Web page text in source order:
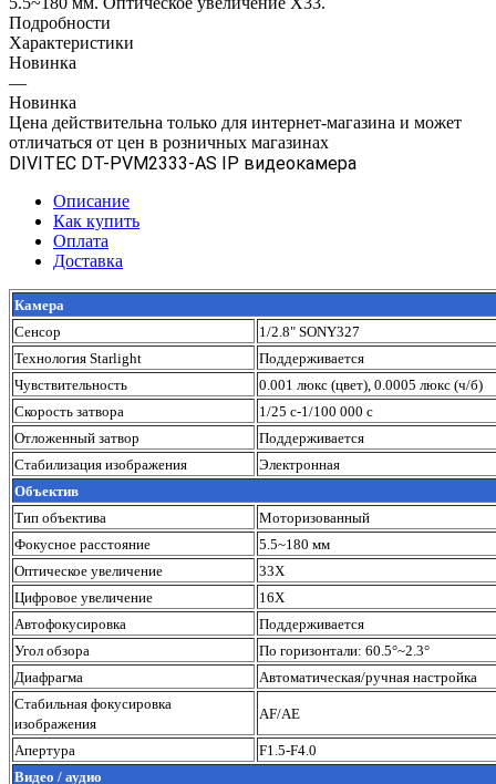
Подробности
Характеристики
Новинка
—
Новинка
Цена действительна только для интернет-магазина и может
отличаться от цен в розничных магазинах
DIVITEC DT-PVM2333-AS IP видеокамера
Описание
Как купить
Оплата
Доставка
Камера
Сенсор
1/2.8" SONY327
Технология Starlight
Поддерживается
Чувствительность
0.001 люкс (цвет), 0.0005 люкс (ч/б)
Скорость затвора
1/25 с-1/100 000 с
Отложенный затвор
Поддерживается
Стабилизация изображения
Электронная
Объектив
Тип объектива
Моторизованный
Фокусное расстояние
5.5~180 мм
Оптическое увеличение
33X
Цифровое увеличение
16X
Автофокусировка
Поддерживается
Угол обзора
По горизонтали: 60.5°~2.3°
Диафрагма
Автоматическая/ручная настройка
Стабильная фокусировка
изображения
AF/AE
Апертура
F1.5-F4.0
Видео / аудио